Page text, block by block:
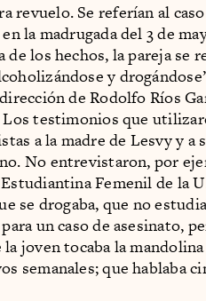
revuelo. Se referían al
la madrugada del 3 de
los hechos, la pareja se
y
de Rodolfo Ríos
Los testimonios que
a la madre de Lesvy y a
No entrevistaron, por
Femenil de la
se drogaba, que no
un caso de asesinato,
joven tocaba la
semanales; que hablaba